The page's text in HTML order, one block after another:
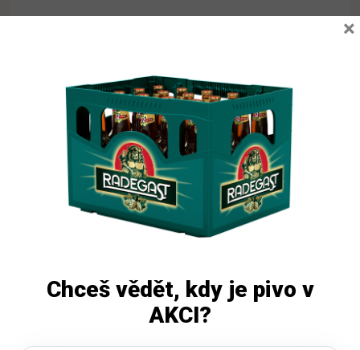
Přidat do košíku
Chceš vědět, kdy je pivo v
AKCI?
×